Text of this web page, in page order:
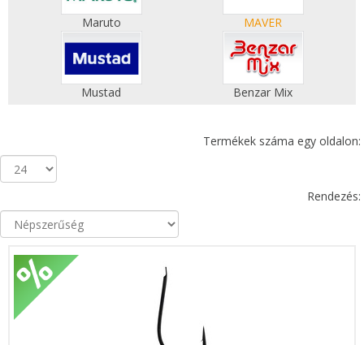
Maruto MAVER
Mustad Benzar Mix
Termékek száma egy oldalon:
Rendezés: